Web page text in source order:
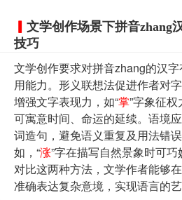
文学创作场景下拼音zhang
技巧
文学创作要求对拼音zhang的汉
用能力。形义联想法促进作者对
增强文字表现力，如“掌”字象征权
可寓意时间、命运的延续。语境
词造句，避免语义重复及用法错
如，“涨”字在描写自然景象时可
对比这两种方法，文学作者能够
准确表达复杂意境，实现语言的艺